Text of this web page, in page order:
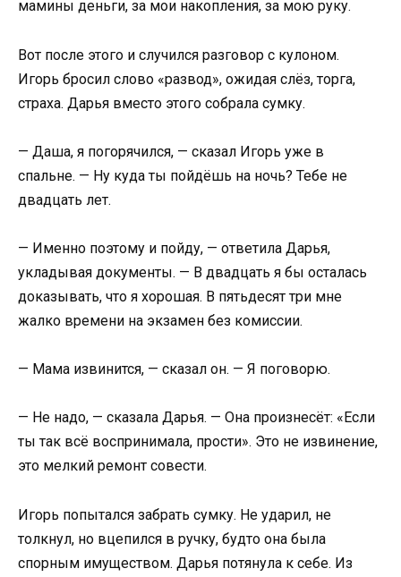
мамины деньги, за мои накопления, за мою руку.
Вот после этого и случился разговор с кулоном.
Игорь бросил слово «развод», ожидая слёз, торга,
страха. Дарья вместо этого собрала сумку.
— Даша, я погорячился, — сказал Игорь уже в
спальне. — Ну куда ты пойдёшь на ночь? Тебе не
двадцать лет.
— Именно поэтому и пойду, — ответила Дарья,
укладывая документы. — В двадцать я бы осталась
доказывать, что я хорошая. В пятьдесят три мне
жалко времени на экзамен без комиссии.
— Мама извинится, — сказал он. — Я поговорю.
— Не надо, — сказала Дарья. — Она произнесёт: «Если
ты так всё воспринимала, прости». Это не извинение,
это мелкий ремонт совести.
Игорь попытался забрать сумку. Не ударил, не
толкнул, но вцепился в ручку, будто она была
спорным имуществом. Дарья потянула к себе. Из